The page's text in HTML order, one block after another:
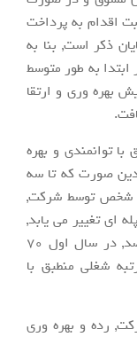
اقدام به پرداخت
ذکر است, بنا به
به طور متوسط
بهره وری و ارتقا
توانمندی و بهره
صورت که تا سه
شخص توسط شرکت,
ای تغییر می یابد,
به نحوی که در سه ماه اول حدود 50 درصد, در سال اول 70
سال دوم 100 درصد رتبه شغلی منطبق با
رده و بهره وری